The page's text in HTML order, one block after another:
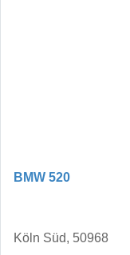
BMW 520
Köln Süd, 50968